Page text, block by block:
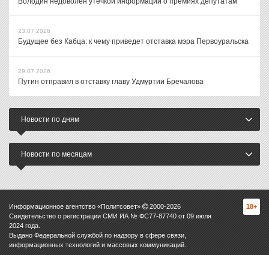
23.07.2026
Будущее без Кабца: к чему приведет отставка мэра Первоуральска
29.07.2026
Путин отправил в отставку главу Удмуртии Бречалова
Новости по дням
Новости по месяцам
Информационное агентство «Политсовет» 2000-2026
Свидетельство о регистрации СМИ ИА № ФС77-87740 от 09 июля
2024 года.
Выдано Федеральной службой по надзору в сфере связи,
информационных технологий и массовых коммуникаций.
18+